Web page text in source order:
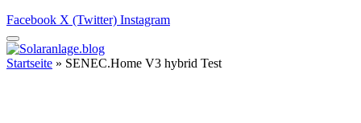
Facebook X (Twitter) Instagram
Startseite » SENEC.Home V3 hybrid Test